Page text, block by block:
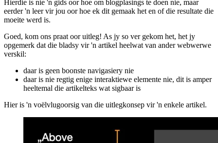
Uitleg van 'n inhoud-eerste artikel
weerspieël my denkproses oor die ontwerp van 'n artikelbladsy.
Hierdie is nie 'n gids oor hoe om blogplasings te doen nie, maar
eerder 'n leer vir jou oor hoe ek dit gemaak het en of die resultate die
Goed, kom ons praat oor uitleg! As jy so ver gekom het, het jy
opgemerk dat die bladsy vir 'n artikel heelwat van ander webwerwe
heeltemal die artikelteks wat sigbaar is